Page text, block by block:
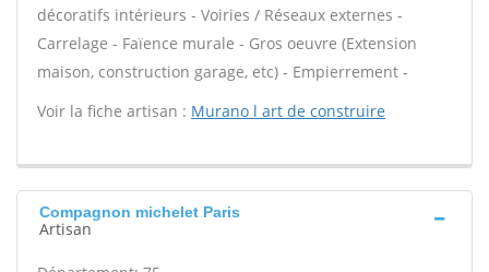
décoratifs intérieurs - Voiries / Réseaux externes -
Carrelage - Faïence murale - Gros oeuvre (Extension
maison, construction garage, etc) - Empierrement -
Voir la fiche artisan : Murano l art de construire
Compagnon michelet Paris
Artisan